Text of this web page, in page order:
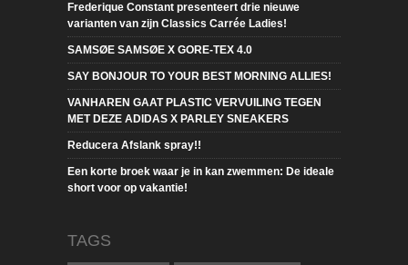
Frederique Constant presenteert drie nieuwe
varianten van zijn Classics Carrée Ladies!
SAMSØE SAMSØE X GORE-TEX 4.0
SAY BONJOUR TO YOUR BEST MORNING ALLIES!
VANHAREN GAAT PLASTIC VERVUILING TEGEN
MET DEZE ADIDAS X PARLEY SNEAKERS
Reducera Afslank spray!!
Een korte broek waar je in kan zwemmen: De ideale
short voor op vakantie!
TAGS